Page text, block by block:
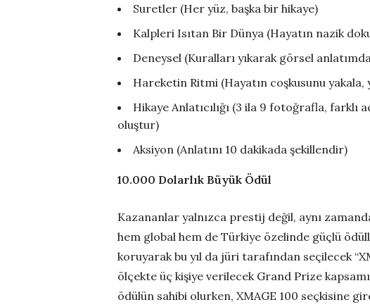
Suretler (Her yüz, başka bir hikaye)
Kalpleri Isıtan Bir Dünya (Hayatın nazik
Deneysel (Kuralları yıkarak görsel
Hareketin Ritmi (Hayatın coşkusunu
Hikaye Anlatıcılığı (3 ila 9 fotoğrafla, farklı
oluştur)
Aksiyon (Anlatını 10 dakikada şekillendir)
10.000 Dolarlık Büyük Ödül
Kazananlar yalnızca prestij değil, aynı
hem global hem de Türkiye özelinde güçlü
koruyarak bu yıl da jüri tarafından seçilecek
ölçekte üç kişiye verilecek Grand Prize
ödülün sahibi olurken, XMAGE 100 seçkisine